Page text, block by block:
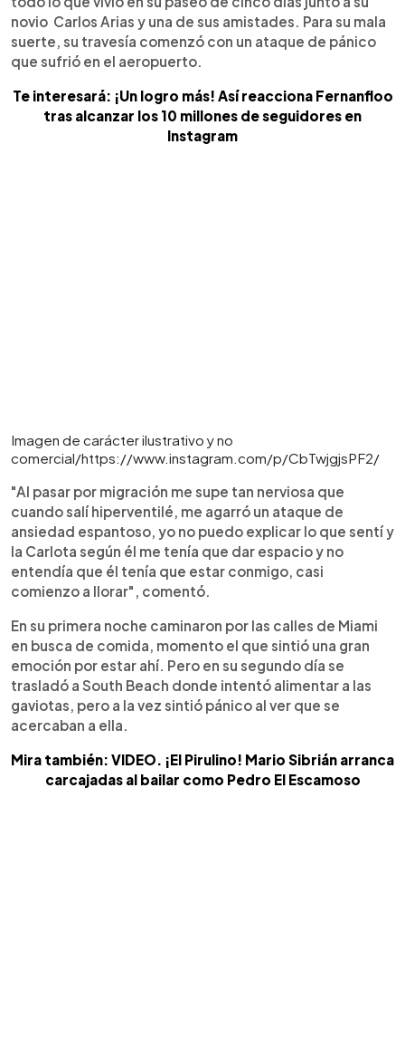
novio Carlos Arias y una de sus amistades. Para su mala
suerte, su travesía comenzó con un ataque de pánico
que sufrió en el aeropuerto.
Te interesará: ¡Un logro más! Así reacciona Fernanfloo
tras alcanzar los 10 millones de seguidores en
Instagram
Imagen de carácter ilustrativo y no
comercial/https://www.instagram.com/p/CbTwjgjsPF2/
"Al pasar por migración me supe tan nerviosa que
cuando salí hiperventilé, me agarró un ataque de
ansiedad espantoso, yo no puedo explicar lo que sentí y
la Carlota según él me tenía que dar espacio y no
entendía que él tenía que estar conmigo, casi
comienzo a llorar", comentó.
En su primera noche caminaron por las calles de Miami
en busca de comida, momento el que sintió una gran
emoción por estar ahí. Pero en su segundo día se
trasladó a South Beach donde intentó alimentar a las
gaviotas, pero a la vez sintió pánico al ver que se
acercaban a ella.
Mira también: VIDEO. ¡El Pirulino! Mario Sibrián arranca
carcajadas al bailar como Pedro El Escamoso